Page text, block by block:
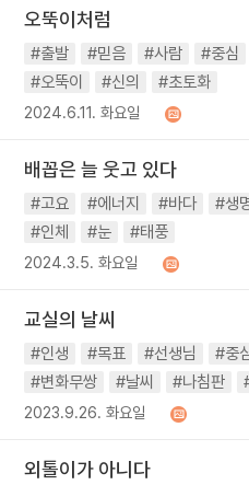
오뚝이처럼
#출발 #믿음 #사람 #중심
#오뚝이
#신의 #초토화
2024.6.11. 화요일
배꼽은 늘 웃고 있다
#고요 #에너지 #바다 #생
#인체
#눈 #태풍
2024.3.5. 화요일
교실의 날씨
#인생 #목표 #선생님 #중
#변화무쌍
#날씨 #나침판
2023.9.26. 화요일
외톨이가 아니다